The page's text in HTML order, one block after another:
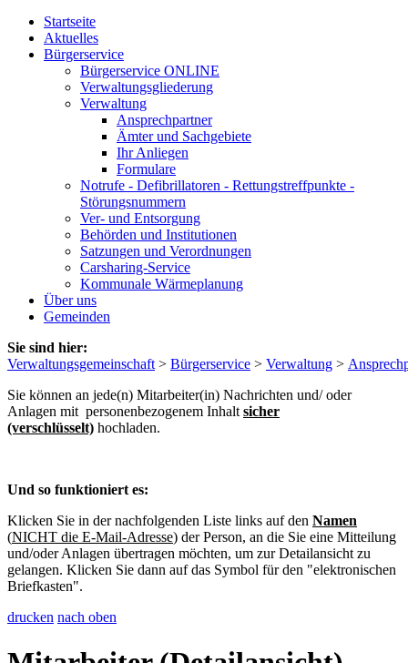
Startseite
Aktuelles
Bürgerservice
Bürgerservice ONLINE
Verwaltungsgliederung
Verwaltung
Ansprechpartner
Ämter und Sachgebiete
Ihr Anliegen
Formulare
Notrufe - Defibrillatoren - Rettungstreffpunkte -
Störungsnummern
Ver- und Entsorgung
Behörden und Institutionen
Satzungen und Verordnungen
Carsharing-Service
Kommunale Wärmeplanung
Über uns
Gemeinden
Sie sind hier:
Verwaltungsgemeinschaft > Bürgerservice > Verwaltung >
Sie können an jede(n) Mitarbeiter(in) Nachrichten und/ oder
Anlagen mit personenbezogenem Inhalt sicher
(verschlüsselt) hochladen.
Und so funktioniert es:
Klicken Sie in der nachfolgenden Liste links auf den Namen
(NICHT die E-Mail-Adresse) der Person, an die Sie eine Mitteilung
und/oder Anlagen übertragen möchten, um zur Detailansicht zu
gelangen. Klicken Sie dann auf das Symbol für den "elektronischen
Briefkasten".
drucken nach oben